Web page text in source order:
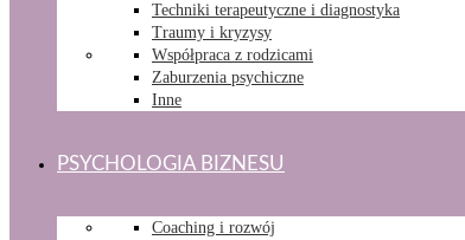
Techniki terapeutyczne i diagnostyka
Traumy i kryzysy
Współpraca z rodzicami
Zaburzenia psychiczne
Inne
PSYCHOLOGIA BIZNESU
Coaching i rozwój